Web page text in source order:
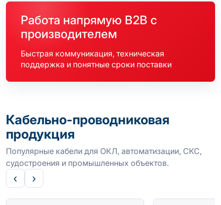
Работа напрямую B2B с
производителем
Быстрая коммуникация, техническая
поддержка и понятные сроки поставки
Кабельно-проводниковая
продукция
Популярные кабели для ОКЛ, автоматизации, СКС,
судостроения и промышленных объектов.
‹ ›